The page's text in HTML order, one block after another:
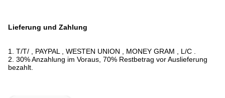
Lieferung und Zahlung
1. T/T/ , PAYPAL , WESTEN UNION , MONEY GRAM , L/C .
2. 30% Anzahlung im Voraus, 70% Restbetrag vor Auslieferung
bezahlt.